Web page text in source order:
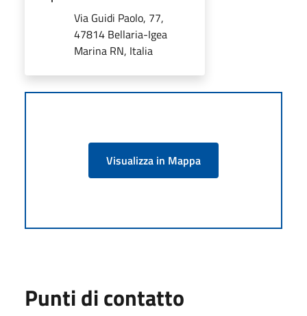
Via Guidi Paolo, 77,
47814 Bellaria-Igea
Marina RN, Italia
Visualizza in Mappa
Punti di contatto